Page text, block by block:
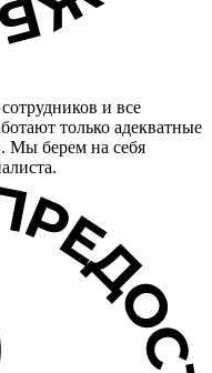
и все
только адекватные
Мы берем на себя